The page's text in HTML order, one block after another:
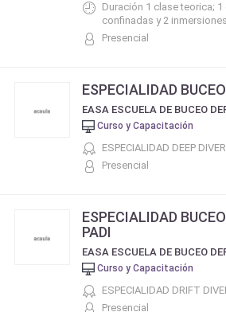
Duración 1 clase teorica; 1
confinadas y 2
Presencial
ESPECIALIDAD
Curso y Capacitación
ESPECIALIDAD DEEP DIVER
Presencial
ESPECIALIDAD
PADI
Curso y Capacitación
ESPECIALIDAD DRIFT
Presencial